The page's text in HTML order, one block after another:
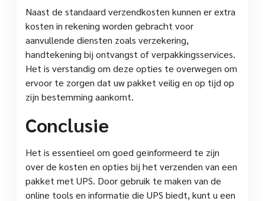
Naast de standaard verzendkosten kunnen er extra
kosten in rekening worden gebracht voor
aanvullende diensten zoals verzekering,
handtekening bij ontvangst of verpakkingsservices.
Het is verstandig om deze opties te overwegen om
ervoor te zorgen dat uw pakket veilig en op tijd op
zijn bestemming aankomt.
Conclusie
Het is essentieel om goed geïnformeerd te zijn
over de kosten en opties bij het verzenden van een
pakket met UPS. Door gebruik te maken van de
online tools en informatie die UPS biedt, kunt u een